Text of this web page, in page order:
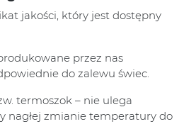
jakości, który jest dostępny
przez nas
do zalewu świec.
termoszok – nie ulega
nagłej zmianie temperatury do